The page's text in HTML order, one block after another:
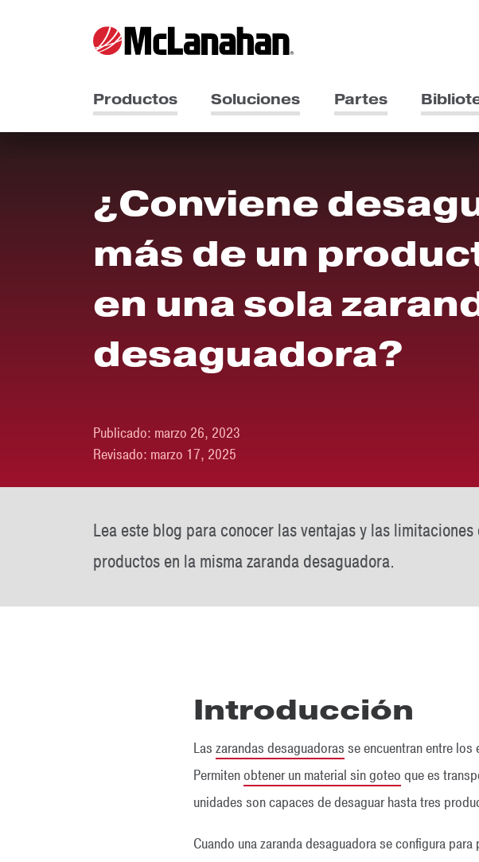
Productos Soluciones Partes
¿Conviene
más de un
en una sola
desaguadora?
Publicado: marzo 26, 2023
Revisado: marzo 17, 2025
Lea este blog para conocer las ventajas y las
productos en la misma zaranda desaguadora.
Introducción
Las zarandas desaguadoras se encuentran entre
Permitenobtener un material sin goteo que es
unidades son capaces de desaguar hasta tres
Cuando una zaranda desaguadora se configura